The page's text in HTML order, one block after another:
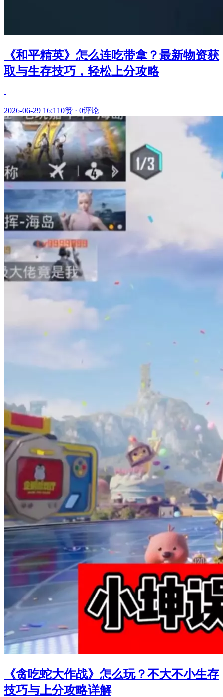
《和平精英》怎么连吃带拿？最新物资获
取与生存技巧，轻松上分攻略
-
2026-06-29 16:110赞 · 0评论
《贪吃蛇大作战》怎么玩？不大不小生存
技巧与上分攻略详解